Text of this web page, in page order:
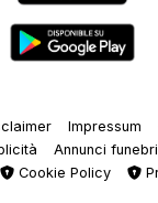
Impressum
Annunci funebri
Cookie Policy